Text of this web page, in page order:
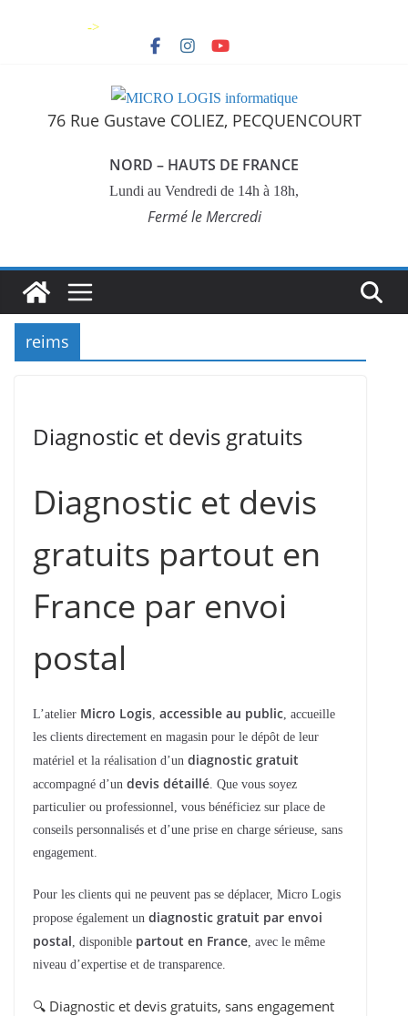
->
76 Rue Gustave COLIEZ, PECQUENCOURT
NORD – HAUTS DE FRANCE
Lundi au Vendredi de 14h à 18h,
Fermé le Mercredi
reims
Diagnostic et devis gratuits
Diagnostic et devis
gratuits partout en
France par envoi
postal
L’atelier Micro Logis, accessible au public, accueille
les clients directement en magasin pour le dépôt de leur
matériel et la réalisation d’un diagnostic gratuit
accompagné d’un devis détaillé. Que vous soyez
particulier ou professionnel, vous bénéficiez sur place de
conseils personnalisés et d’une prise en charge sérieuse, sans
engagement.
Pour les clients qui ne peuvent pas se déplacer, Micro Logis
propose également un diagnostic gratuit par envoi
postal, disponible partout en France, avec le même
niveau d’expertise et de transparence.
🔍 Diagnostic et devis gratuits, sans engagement